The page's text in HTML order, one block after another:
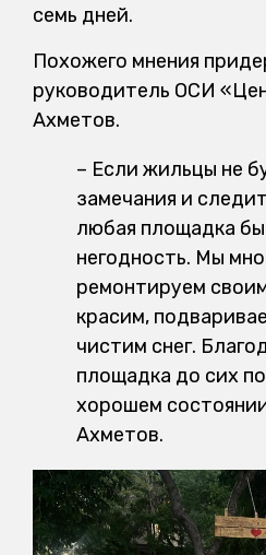
семь дней.
Похожего мнения
руководитель ОСИ
Ахметов.
– Если жильцы не
замечания и
любая площадка
негодность. Мы
ремонтируем
красим,
чистим снег.
площадка до сих
хорошем
Ахметов.